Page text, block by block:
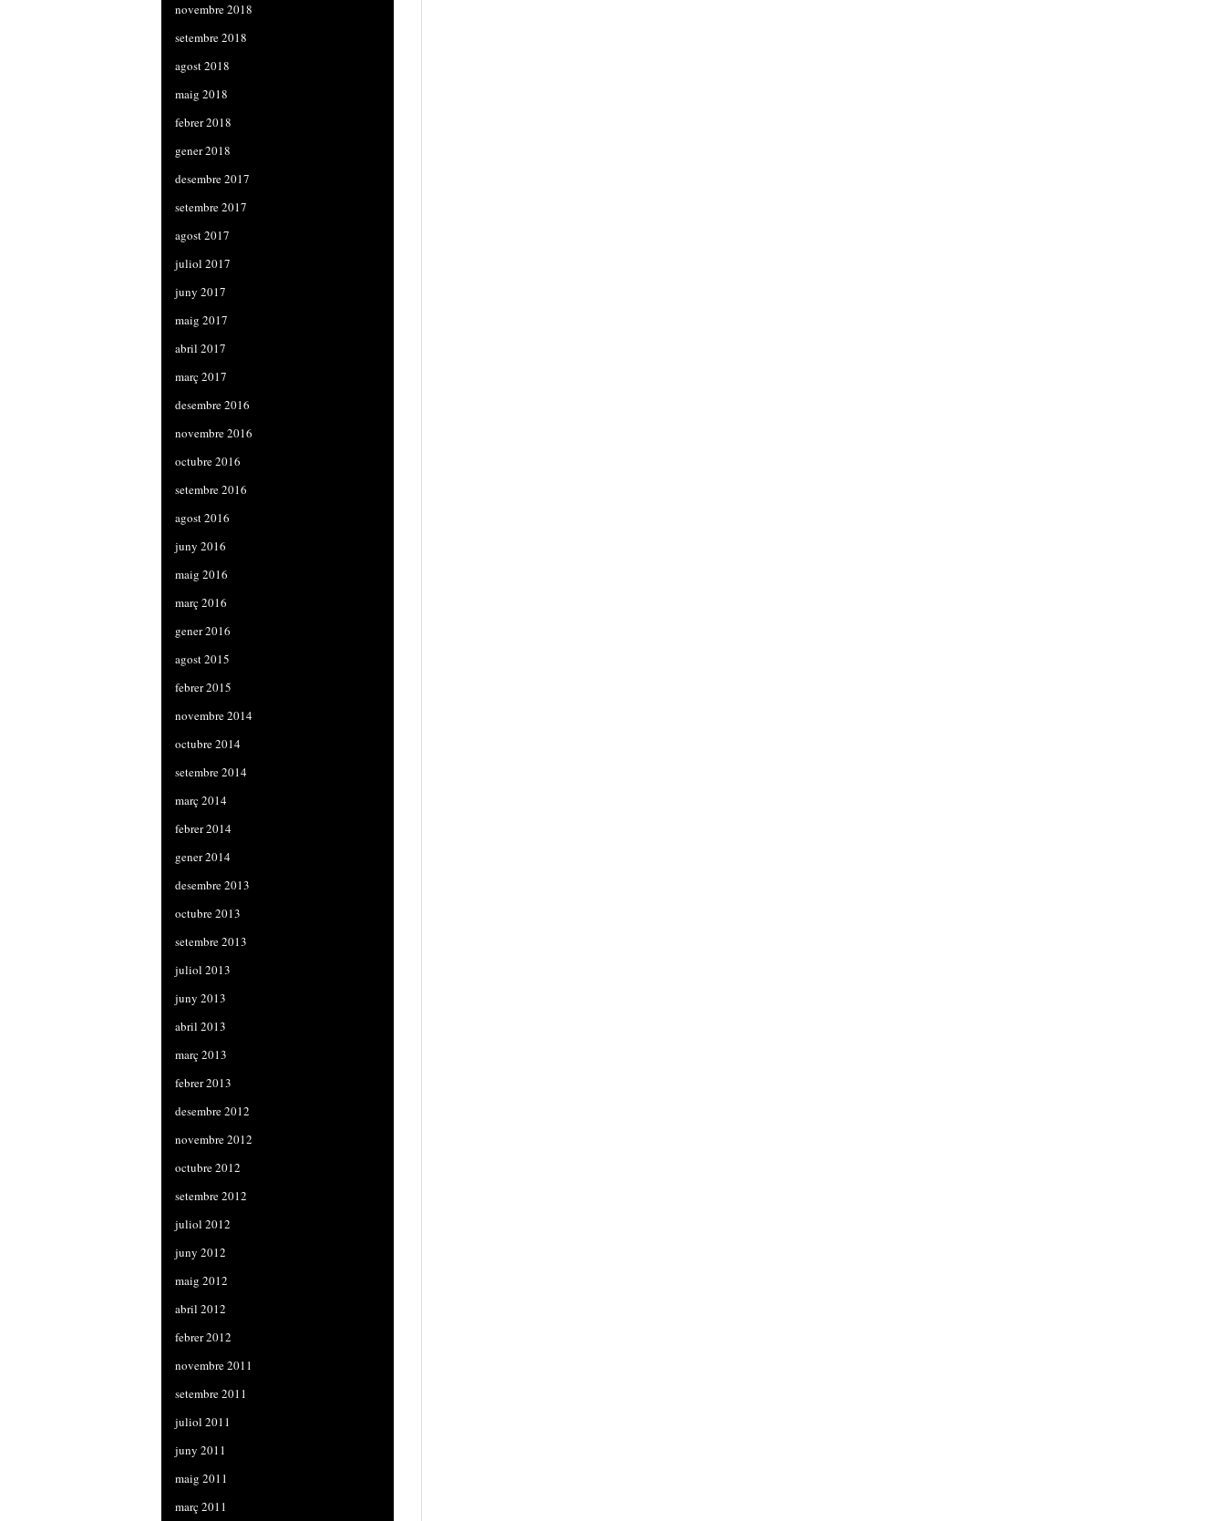
novembre 2018
setembre 2018
agost 2018
maig 2018
febrer 2018
gener 2018
desembre 2017
setembre 2017
agost 2017
juliol 2017
juny 2017
maig 2017
abril 2017
març 2017
desembre 2016
novembre 2016
octubre 2016
setembre 2016
agost 2016
juny 2016
maig 2016
març 2016
gener 2016
agost 2015
febrer 2015
novembre 2014
octubre 2014
setembre 2014
març 2014
febrer 2014
gener 2014
desembre 2013
octubre 2013
setembre 2013
juliol 2013
juny 2013
abril 2013
març 2013
febrer 2013
desembre 2012
novembre 2012
octubre 2012
setembre 2012
juliol 2012
juny 2012
maig 2012
abril 2012
febrer 2012
novembre 2011
setembre 2011
juliol 2011
juny 2011
maig 2011
març 2011